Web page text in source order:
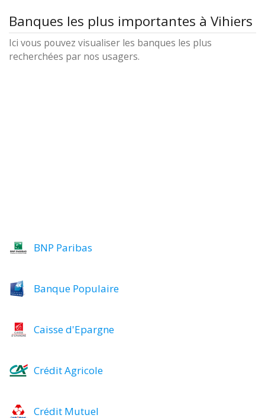
Banques les plus importantes à Vihiers
Ici vous pouvez visualiser les banques les plus
recherchées par nos usagers.
BNP Paribas
Banque Populaire
Caisse d'Epargne
Crédit Agricole
Crédit Mutuel